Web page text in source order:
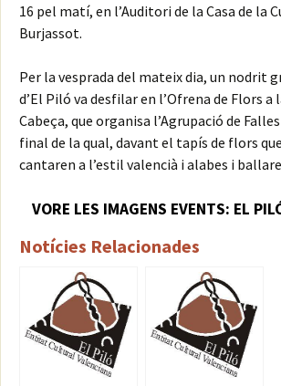
16 pel matí, en l’Auditori de la Casa de la
Burjassot.
Per la vesprada del mateix dia, un nodrit
d’El Piló va desfilar en l’Ofrena de Flors a
Cabeça, que organisa l’Agrupació de
final de la qual, davant el tapís de flors
cantaren a l’estil valencià i alabes i
VORE LES IMAGENS EVENTS: EL
Notícies Relacionades